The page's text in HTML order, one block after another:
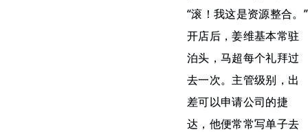
“滚！我这是资源整合。”
开店后，姜维基本常驻
泊头，马超每个礼拜过
去一次。主管级别，出
差可以申请公司的捷
达，他便常常写单子去